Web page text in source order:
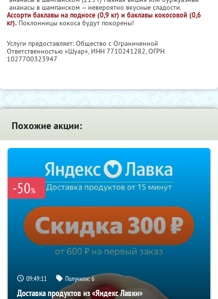
ананасы в шампанском — невероятно вкусные сладости.
Ассорти баклавы на подносе (0,9 кг) и баклавы кокосовой (0,6
кг). Поклонницы кокоса будут покорены!
Услуги предоставляет: Общество с Ограниченной
Ответственностью «Шуар», ИНН 7710241282, ОГРН
1027700323947
Похожие акции:
-50%
09:49:10 Получили:6
Доставка продуктов из «Яндекс Лавки»